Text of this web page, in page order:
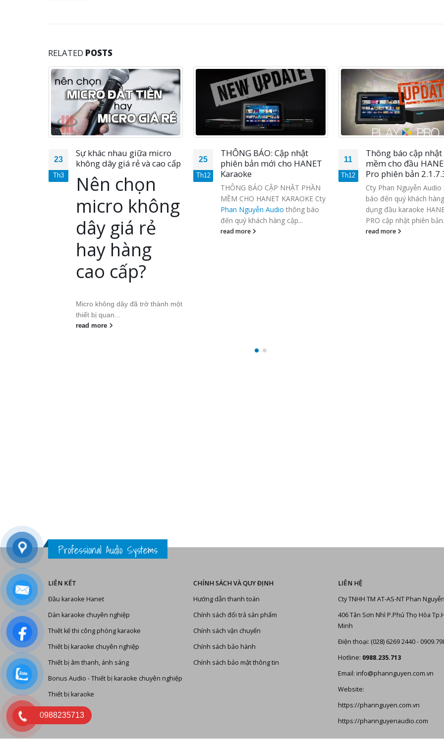
RELATED POSTS
23
Th3
Sự khác nhau giữa micro
không dây giá rẻ và cao cấp
Nên chọn
micro không
dây giá rẻ
hay hàng
cao cấp?
Micro không dây đã trở thành một
thiết bị quan...
read more
25
Th12
THÔNG BÁO: Cập nhật
phiên bản mới cho HANET
Karaoke
THÔNG BÁO CẬP NHẬT PHẦN
MỀM CHO HANET KARAOKE Cty
Phan Nguyễn Audio thông báo
đến quý khách hàng cập...
read more
11
Th12
Thông báo cập
mềm cho đầu
Pro phiên bản
Cty Phan Nguyễn
báo đến quý khách
dụng đầu karaoke
PRO cập nhật phiên
read more
Professional Audio Systems
LIÊN KẾT
Đầu karaoke Hanet
Dàn karaoke chuyên nghiệp
Thiết kế thi công phòng karaoke
Thiết bị karaoke chuyên nghiệp
Thiết bị âm thanh, ánh sáng
Bonus Audio -Thiết bị karaoke chuyên nghiệp
Thiết bị karaoke
CHÍNH SÁCH VÀ QUY ĐỊNH
Hướng dẫn thanh toán
Chính sách đổi trả sản phẩm
Chính sách vận chuyển
Chính sách bảo hành
Chính sách bảo mật thông tin
LIÊN HỆ
Cty TNHH TM AT-AS-NT Phan Nguyễn
406 Tân Sơn Nhì P.Phú Thọ Hòa
Minh
Điện thoại: (028) 6269 2440 -
Hotline: 0988.235.713
Email: info@phannguyen.com.vn
Website:
https://phannguyen.com.vn
https://phannguyenaudio.com
0988235713